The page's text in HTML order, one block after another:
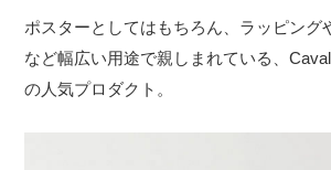
ポスターとしてはもちろん、ラッピング
など幅広い用途で親しまれている、
の人気プロダクト。